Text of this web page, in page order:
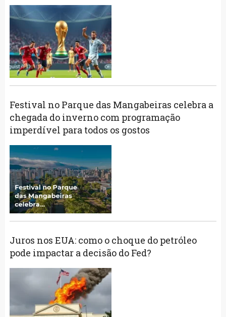
Festival no Parque das Mangabeiras celebra a
chegada do inverno com programação
imperdível para todos os gostos
Juros nos EUA: como o choque do petróleo
pode impactar a decisão do Fed?